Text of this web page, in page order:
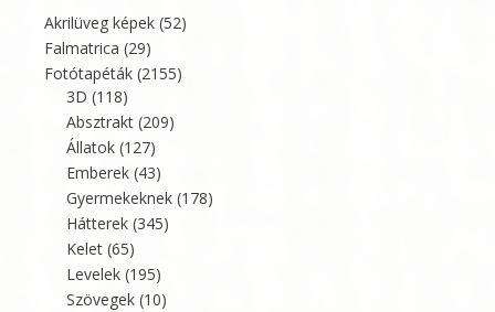
Akrilüveg képek (52)
Falmatrica (29)
Fotótapéták (2155)
3D (118)
Absztrakt (209)
Állatok (127)
Emberek (43)
Gyermekeknek (178)
Hátterek (345)
Kelet (65)
Levelek (195)
Szövegek (10)